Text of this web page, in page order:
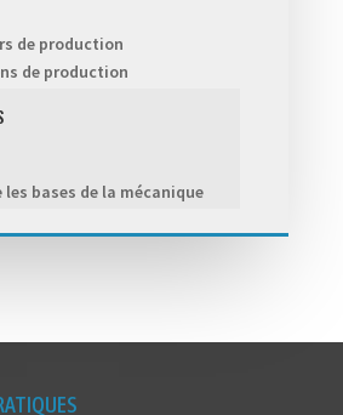
de production
de production
les bases de la mécanique